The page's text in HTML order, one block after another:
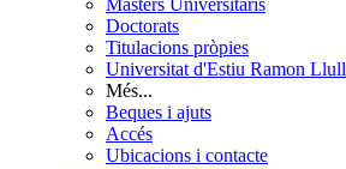
Doctorats
Titulacions pròpies
Universitat d'Estiu Ramon Llull
Més...
Beques i ajuts
Accés
Ubicacions i contacte